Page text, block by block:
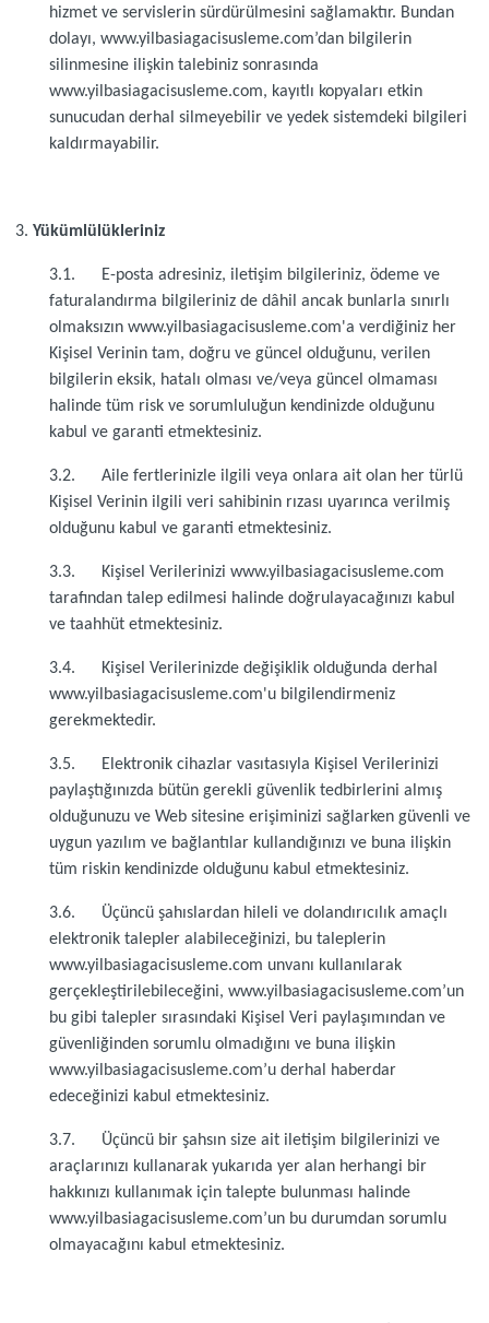
hizmet ve servislerin sürdürülmesini sağlamaktır. Bundan
dolayı, www.yilbasiagacisusleme.com’dan bilgilerin
silinmesine ilişkin talebiniz sonrasında
www.yilbasiagacisusleme.com, kayıtlı kopyaları etkin
sunucudan derhal silmeyebilir ve yedek sistemdeki bilgileri
kaldırmayabilir.
Yükümlülükleriniz
3.1. E-posta adresiniz, iletişim bilgileriniz, ödeme ve
faturalandırma bilgileriniz de dâhil ancak bunlarla sınırlı
olmaksızın www.yilbasiagacisusleme.com'a verdiğiniz her
Kişisel Verinin tam, doğru ve güncel olduğunu, verilen
bilgilerin eksik, hatalı olması ve/veya güncel olmaması
halinde tüm risk ve sorumluluğun kendinizde olduğunu
kabul ve garanti etmektesiniz.
3.2. Aile fertlerinizle ilgili veya onlara ait olan her türlü
Kişisel Verinin ilgili veri sahibinin rızası uyarınca verilmiş
olduğunu kabul ve garanti etmektesiniz.
3.3. Kişisel Verilerinizi www.yilbasiagacisusleme.com
tarafından talep edilmesi halinde doğrulayacağınızı kabul
ve taahhüt etmektesiniz.
3.4. Kişisel Verilerinizde değişiklik olduğunda derhal
www.yilbasiagacisusleme.com'u bilgilendirmeniz
gerekmektedir.
3.5. Elektronik cihazlar vasıtasıyla Kişisel Verilerinizi
paylaştığınızda bütün gerekli güvenlik tedbirlerini almış
olduğunuzu ve Web sitesine erişiminizi sağlarken güvenli ve
uygun yazılım ve bağlantılar kullandığınızı ve buna ilişkin
tüm riskin kendinizde olduğunu kabul etmektesiniz.
3.6. Üçüncü şahıslardan hileli ve dolandırıcılık amaçlı
elektronik talepler alabileceğinizi, bu taleplerin
www.yilbasiagacisusleme.com unvanı kullanılarak
gerçekleştirilebileceğini, www.yilbasiagacisusleme.com’un
bu gibi talepler sırasındaki Kişisel Veri paylaşımından ve
güvenliğinden sorumlu olmadığını ve buna ilişkin
www.yilbasiagacisusleme.com’u derhal haberdar
edeceğinizi kabul etmektesiniz.
3.7. Üçüncü bir şahsın size ait iletişim bilgilerinizi ve
araçlarınızı kullanarak yukarıda yer alan herhangi bir
hakkınızı kullanımak için talepte bulunması halinde
www.yilbasiagacisusleme.com’un bu durumdan sorumlu
olmayacağını kabul etmektesiniz.